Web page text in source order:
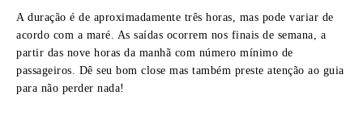
A duração é de aproximadamente três horas, mas pode variar de
acordo com a maré. As saídas ocorrem nos finais de semana, a
partir das nove horas da manhã com número mínimo de
passageiros. Dê seu bom close mas também preste atenção ao guia
para não perder nada!